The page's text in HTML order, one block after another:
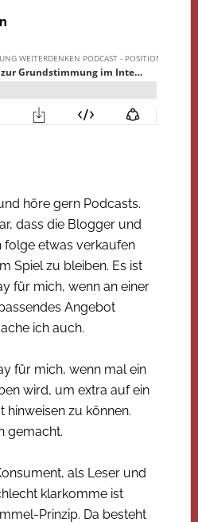
höre gern Podcasts.
dass die Blogger und
folge etwas verkaufen
Spiel zu bleiben. Es ist
für mich, wenn an einer
Angebot
ich auch.
für mich, wenn mal ein
wird, um extra auf ein
zu können.
gemacht.
als Leser und
klarkomme ist
Prinzip. Da besteht